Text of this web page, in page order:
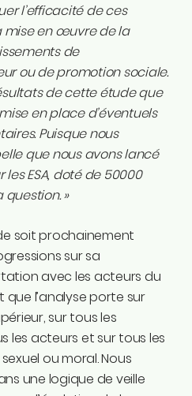
l’efficacité de ces
mise en œuvre de la
de
ou de promotion sociale.
de cette étude que
en place d’éventuels
Puisque nous
que nous avons lancé
ESA, doté de 50000
»
soit prochainement
sur sa
avec les acteurs du
l’analyse porte sur
sur tous les
les acteurs et sur tous les
ou moral. Nous
une logique de veille